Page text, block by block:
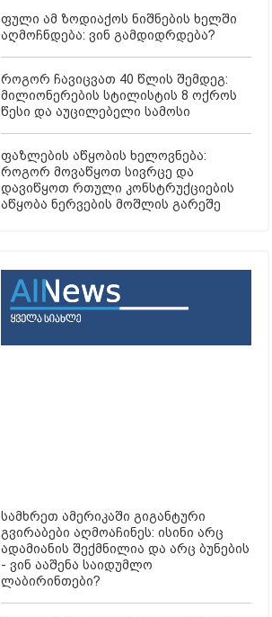
ფული ამ ზოდიაქოს ნიშნების ხელში
აღმოჩნდება: ვინ გამდიდრდება?
როგორ ჩავიცვათ 40 წლის შემდეგ:
მილიონერების სტილისტის 8 ოქროს
წესი და აუცილებელი სამოსი
ფაზლების აწყობის ხელოვნება:
როგორ მოვაწყოთ სივრცე და
დავიწყოთ რთული კონსტრუქციების
აწყობა ნერვების მოშლის გარეშე
სამხრეთ ამერიკაში გიგანტური
გვირაბები აღმოაჩინეს: ისინი არც
ადამიანის შექმნილია და არც ბუნების
- ვინ ააშენა საიდუმლო
ლაბირინთები?